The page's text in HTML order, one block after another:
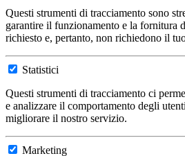
Questi strumenti di tracciamento sono
garantire il funzionamento e la fornitura
richiesto e, pertanto, non richiedono il
Statistici
Questi strumenti di tracciamento ci
e analizzare il comportamento degli
migliorare il nostro servizio.
Marketing